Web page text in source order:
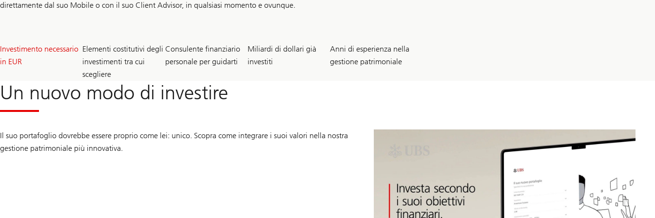
direttamente dal suo Mobile o con il suo Client Advisor, in qualsiasi momento e ovunque.
K
+
Investimento necessario
in EUR
80
+
Elementi costitutivi degli
investimenti tra cui
scegliere
Consulente finanziario
personale per guidarti
30
~
Miliardi di dollari già
investiti
Anni di esperienza nella
gestione patrimoniale
Un nuovo modo di investire
Il suo portafoglio dovrebbe essere proprio come lei: unico. Scopra come integrare i suoi valori nella nostra
gestione patrimoniale più innovativa.